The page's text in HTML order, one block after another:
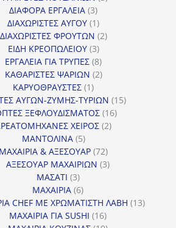
ΔΙΑΦΟΡΑ ΕΡΓΑΛΕΙΑ 33
προϊόντα
ΔΙΑΧΩΡΙΣΤΕΣ ΑΥΓΟΥ 11
προϊόν
ΔΙΑΧΩΡΙΣΤΕΣ ΦΡΟΥΤΩΝ 22
ΕΙΔΗ ΚΡΕΟΠΩΛΕΙΟΥ 33
προϊόντα
ΕΡΓΑΛΕΙΑ ΓΙΑ ΤΡΥΠΕΣ 88
προϊόντα
ΚΑΘΑΡΙΣΤΕΣ ΨΑΡΙΩΝ 22
ΚΑΡΥΟΘΡΑΥΣΤΕΣ 11
προϊόν
ΑΥΓΩΝ-ΖΥΜΗΣ-ΤΥΡΙΩΝ 1515
ΞΕΦΛΟΥΔΙΣΜΑΤΟΣ 1616
ΧΕΙΡΟΣ 22
ΜΑΝΤΟΛΙΝΑ 55
προϊόντα
ΜΑΧΑΙΡΙΑ & ΑΞΕΣΟΥΑΡ 7272
προϊόντα
ΑΞΕΣΟΥΑΡ ΜΑΧΑΙΡΙΩΝ 33
ΜΑΣΑΤΙ 33
προϊόντα
ΜΑΧΑΙΡΙΑ 66
προϊόντα
CHEF ΜΕ ΧΡΩΜΑΤΙΣΤΗ ΛΑΒΗ 1313
ΜΑΧΑΙΡΙΑ ΓΙΑ SUSHI 1616